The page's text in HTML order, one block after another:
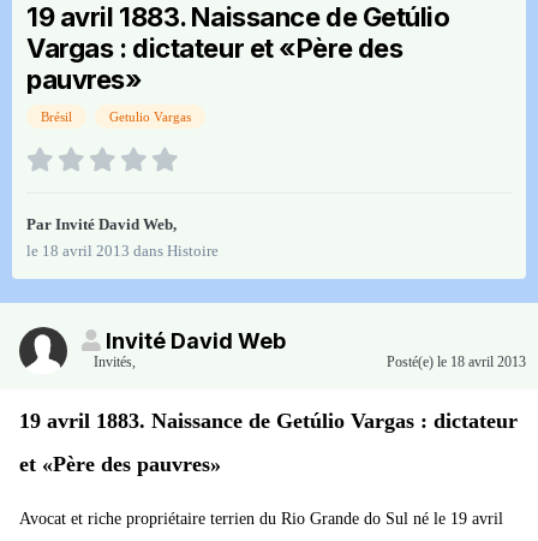
19 avril 1883. Naissance de Getúlio
Vargas : dictateur et «Père des
pauvres»
Brésil Getulio Vargas
Par Invité David Web,
le 18 avril 2013 dans Histoire
Invité David Web
Invités, Posté(e) le 18 avril 2013
19 avril 1883. Naissance de Getúlio Vargas : dictateur
et «Père des pauvres»
Avocat et riche propriétaire terrien du Rio Grande do Sul né le 19 avril